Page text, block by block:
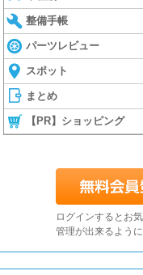
整備手帳
パーツレビュー
スポット
まとめ
【PR】ショッピング
ログインするとお
管理が出来るよう